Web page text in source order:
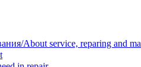
About service, reparing and